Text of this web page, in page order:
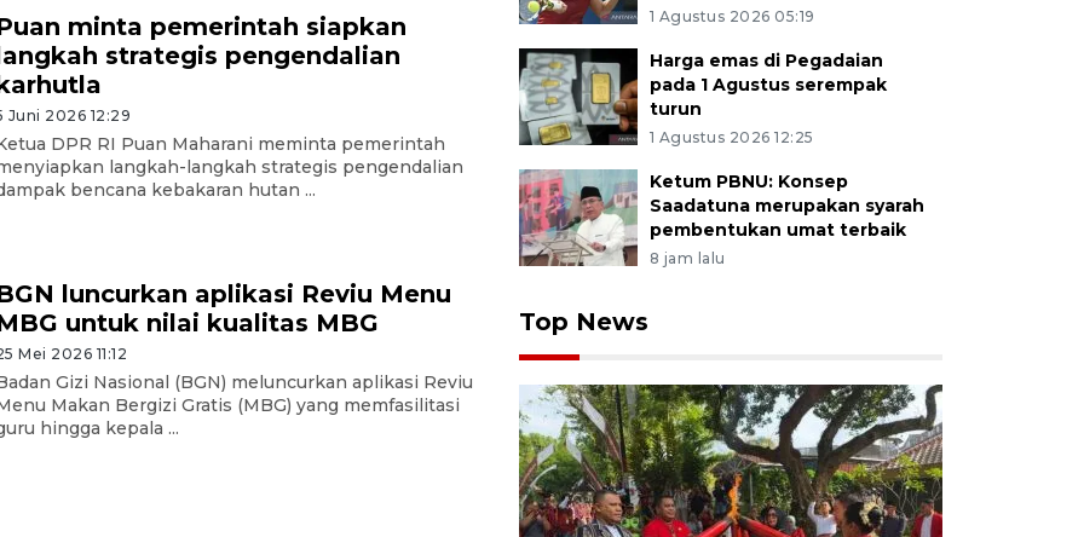
minta pemerintah siapkan
strategis pengendalian
Juni 2026 12:29
DPR RI Puan Maharani meminta pemerintah
langkah-langkah strategis pengendalian
bencana kebakaran hutan ...
luncurkan aplikasi Reviu Menu
untuk nilai kualitas MBG
Mei 2026 11:12
Gizi Nasional (BGN) meluncurkan aplikasi Reviu
Makan Bergizi Gratis (MBG) yang memfasilitasi
hingga kepala ...
1 Agustus 2026 05:19
Harga emas di Pegadaian
pada 1 Agustus serempak
turun
1 Agustus 2026 12:25
Ketum PBNU: Konsep
Saadatuna merupakan syarah
pembentukan umat terbaik
8 jam lalu
Top News